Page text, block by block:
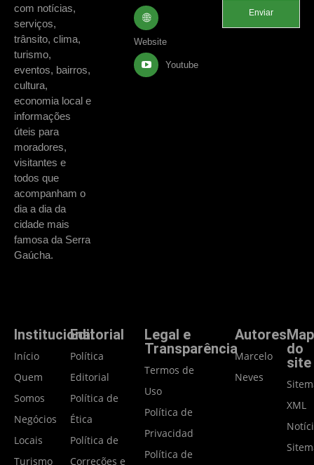
com notícias,
serviços,
trânsito, clima,
turismo,
eventos, bairros,
cultura,
economia local e
informações
úteis para
moradores,
visitantes e
todos que
acompanham o
dia a dia da
cidade mais
famosa da Serra
Gaúcha.
Website
Youtube
Enviar
Institucional
Início
Quem
Somos
Negócios
Locais
Turismo
Editorial
Política
Editorial
Política de
Ética
Política de
Correções e
Legal e
Transparência
Termos de
Uso
Política de
Privacidade
Política de
Autores
Marcelo
Neves
do
site
XML